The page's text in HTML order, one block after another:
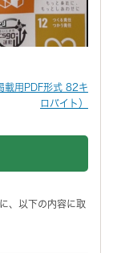
載用PDF形式 82キ
ロバイト）
、以下の内容に取